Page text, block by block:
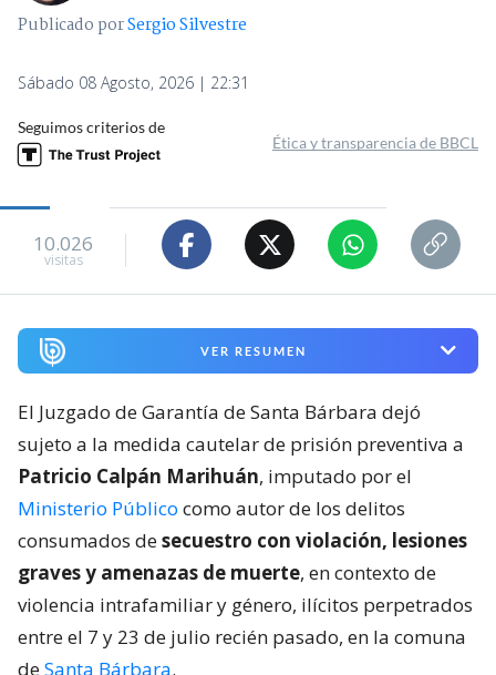
Publicado porSergio Silvestre
Sábado 08 Agosto, 2026 | 22:31
Seguimos criterios de
Ética y transparencia de BBCL
10.026
visitas
VER RESUMEN
El Juzgado de Garantía de Santa Bárbara dejó
sujeto a la medida cautelar de prisión preventiva a
Patricio Calpán Marihuán, imputado por el
Ministerio Público como autor de los delitos
consumados desecuestro con violación, lesiones
graves y amenazas de muerte, en contexto de
violencia intrafamiliar y género, ilícitos perpetrados
entre el 7 y 23 de julio recién pasado, en la comuna
deSanta Bárbara.